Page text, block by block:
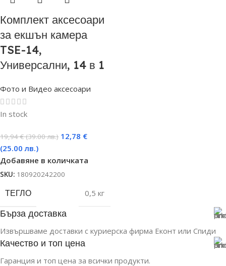
Комплект аксесоари
за екшън камера
TSE-14,
Универсални, 14 в 1
Фото и Видео аксесоари
In stock
19,94€ (39.00 лв.) 12,78 €
(25.00 лв.)
Добавяне в количката
SKU: 180920242200
ТЕГЛО 0,5 кг
Бърза доставка
Извършваме доставки с куриерска фирма Еконт или Спиди
Качество и топ цена
Гаранция и топ цена за всички продукти.